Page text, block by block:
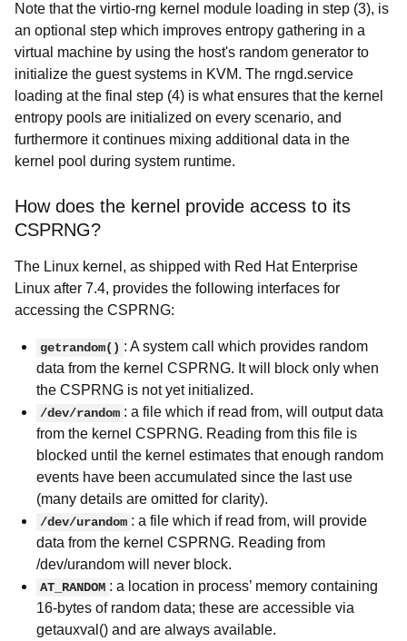
Note that the virtio-rng kernel module loading in step (3), is
an optional step which improves entropy gathering in a
virtual machine by using the host's random generator to
initialize the guest systems in KVM. The rngd.service
loading at the final step (4) is what ensures that the kernel
entropy pools are initialized on every scenario, and
furthermore it continues mixing additional data in the
kernel pool during system runtime.
How does the kernel provide access to its
CSPRNG?
The Linux kernel, as shipped with Red Hat Enterprise
Linux after 7.4, provides the following interfaces for
accessing the CSPRNG:
getrandom() : A system call which provides random
data from the kernel CSPRNG. It will block only when
the CSPRNG is not yet initialized.
/dev/random : a file which if read from, will output data
from the kernel CSPRNG. Reading from this file is
blocked until the kernel estimates that enough random
events have been accumulated since the last use
(many details are omitted for clarity).
/dev/urandom : a file which if read from, will provide
data from the kernel CSPRNG. Reading from
/dev/urandom will never block.
AT_RANDOM : a location in process’ memory containing
16-bytes of random data; these are accessible via
getauxval() and are always available.